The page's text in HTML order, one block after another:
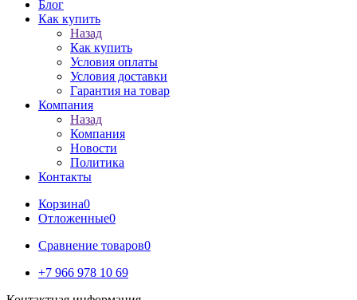
Блог
Как купить
Назад
Как купить
Условия оплаты
Условия доставки
Гарантия на товар
Компания
Назад
Компания
Новости
Политика
Контакты
Корзина0
Отложенные0
Сравнение товаров0
+7 966 978 10 69